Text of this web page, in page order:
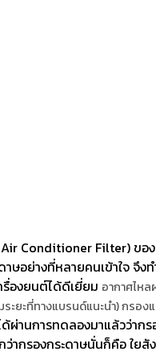
Conditioner Filter) ขอ
อย่างที่หลายคนเข้าใจ จึ
รื่องยนต์ได้ดีเยี่ยม อากาศไห
ะยะที่ทางแบรนด์แนะนำ) กรอง
านการทดลองมาแล้วว่าก
กรองกระดาษนั่นก็คือ ใยสั